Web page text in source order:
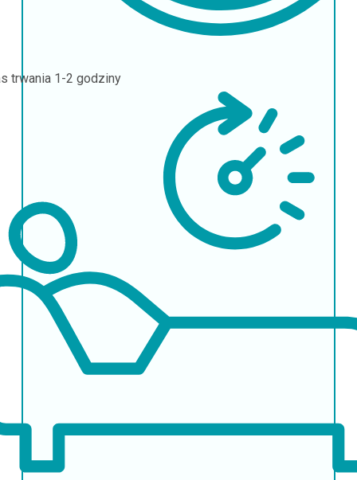
trwania 1-2 godziny